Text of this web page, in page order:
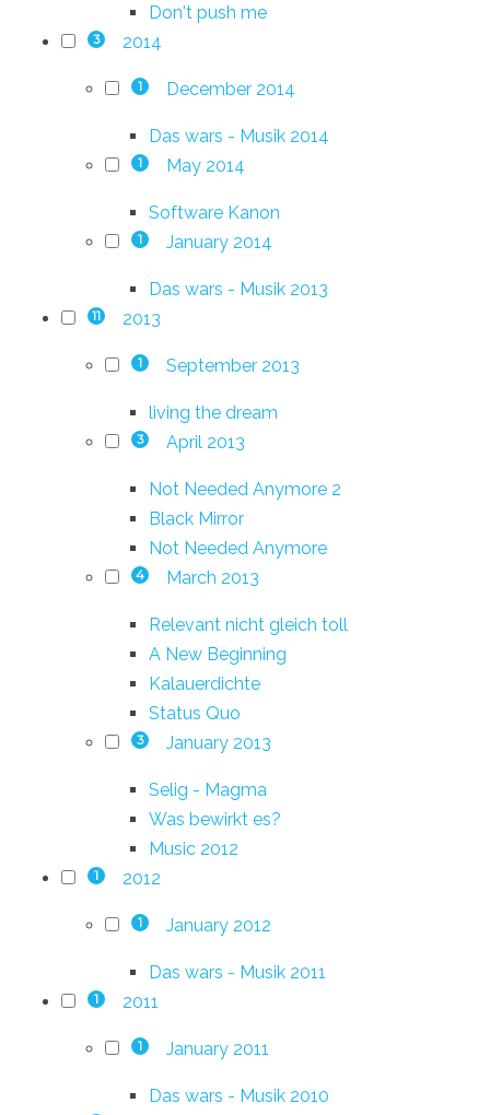
Don't push me
3 2014
1 December 2014
Das wars - Musik 2014
1 May 2014
Software Kanon
1 January 2014
Das wars - Musik 2013
11 2013
1 September 2013
living the dream
3 April 2013
Not Needed Anymore 2
Black Mirror
Not Needed Anymore
4 March 2013
Relevant nicht gleich toll
A New Beginning
Kalauerdichte
Status Quo
3 January 2013
Selig - Magma
Was bewirkt es?
Music 2012
1 2012
1 January 2012
Das wars - Musik 2011
1 2011
1 January 2011
Das wars - Musik 2010